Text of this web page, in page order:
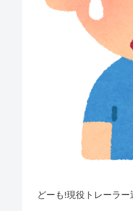
どーも!現役トレーラ